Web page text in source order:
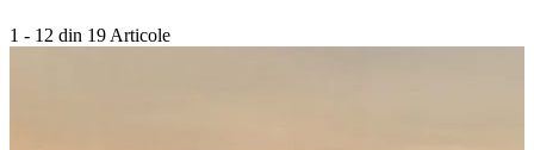
1 - 12 din 19 Articole